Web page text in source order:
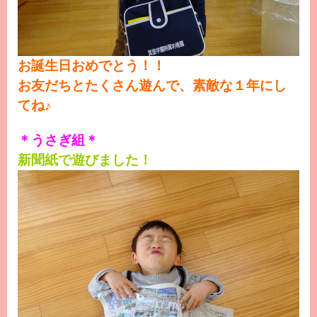
お誕生日おめでとう！！
お友だちとたくさん遊んで、素敵な１年にし
てね♪
＊うさぎ組＊
新聞紙で遊びました！